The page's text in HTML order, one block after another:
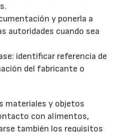
y ponerla a
autoridades cuando sea
identificar referencia de
del fabricante o
materiales y objetos
con alimentos,
también los requisitos